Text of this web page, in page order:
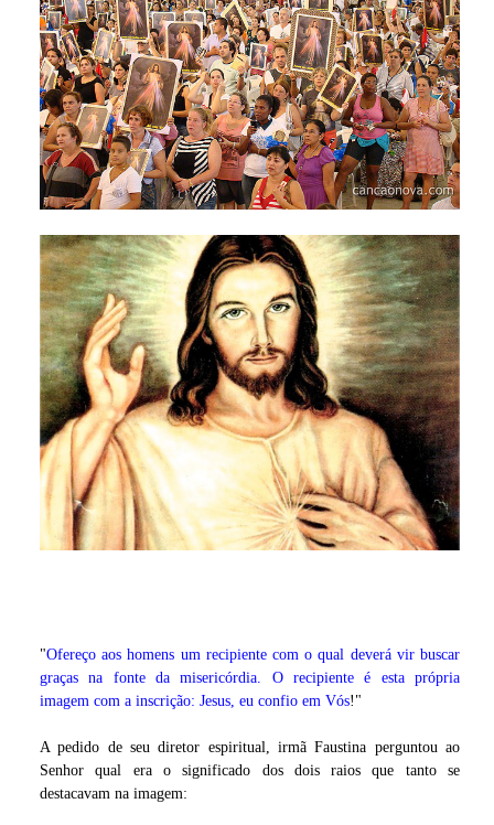
"Ofereço aos homens um recipiente com o qual deverá vir buscar
graças na fonte da misericórdia. O recipiente é esta própria
imagem com a inscrição: Jesus, eu confio em Vós!"
A pedido de seu diretor espiritual, irmã Faustina perguntou ao
Senhor qual era o significado dos dois raios que tanto se
destacavam na imagem: